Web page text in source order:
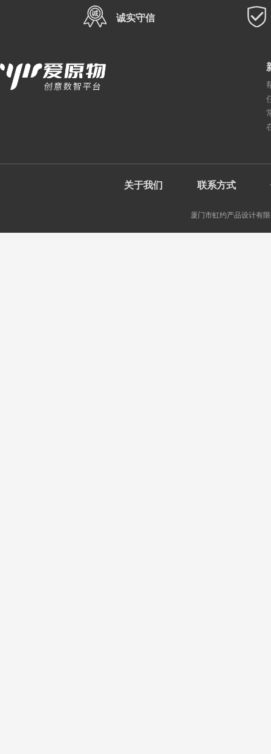
诚实守信
关于我们 联系方式
厦门市虹约产品设计有